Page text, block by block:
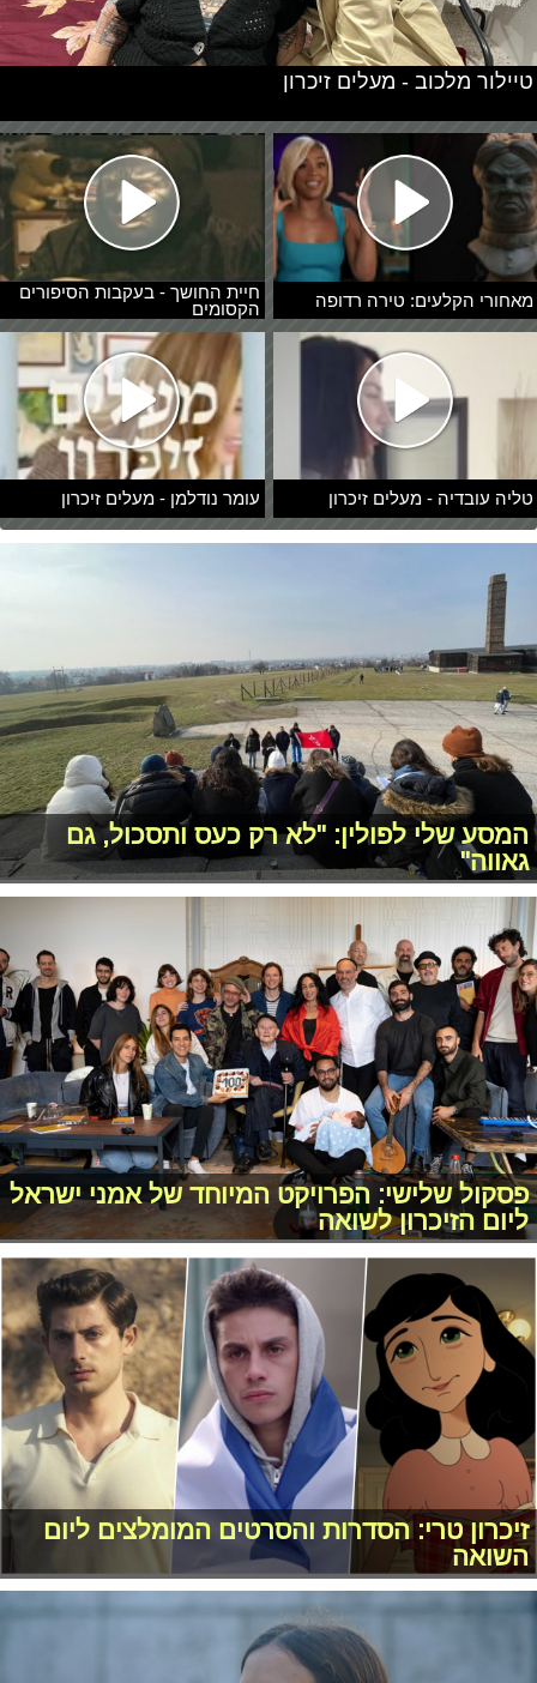
מאחורי הקלעים: טירה רדופה
חיית החושך - בעקבות הסיפורים
הקסומים
טליה עובדיה - מעלים זיכרון עומר נודלמן - מעלים זיכרון
טיילור מלכוב - מעלים זיכרון
המסע שלי לפולין: "לא רק כעס ותסכול, גם
גאווה"
פסקול שלישי: הפרויקט המיוחד של אמני ישראל
ליום הזיכרון לשואה
זיכרון טרי: הסדרות והסרטים המומלצים ליום
השואה